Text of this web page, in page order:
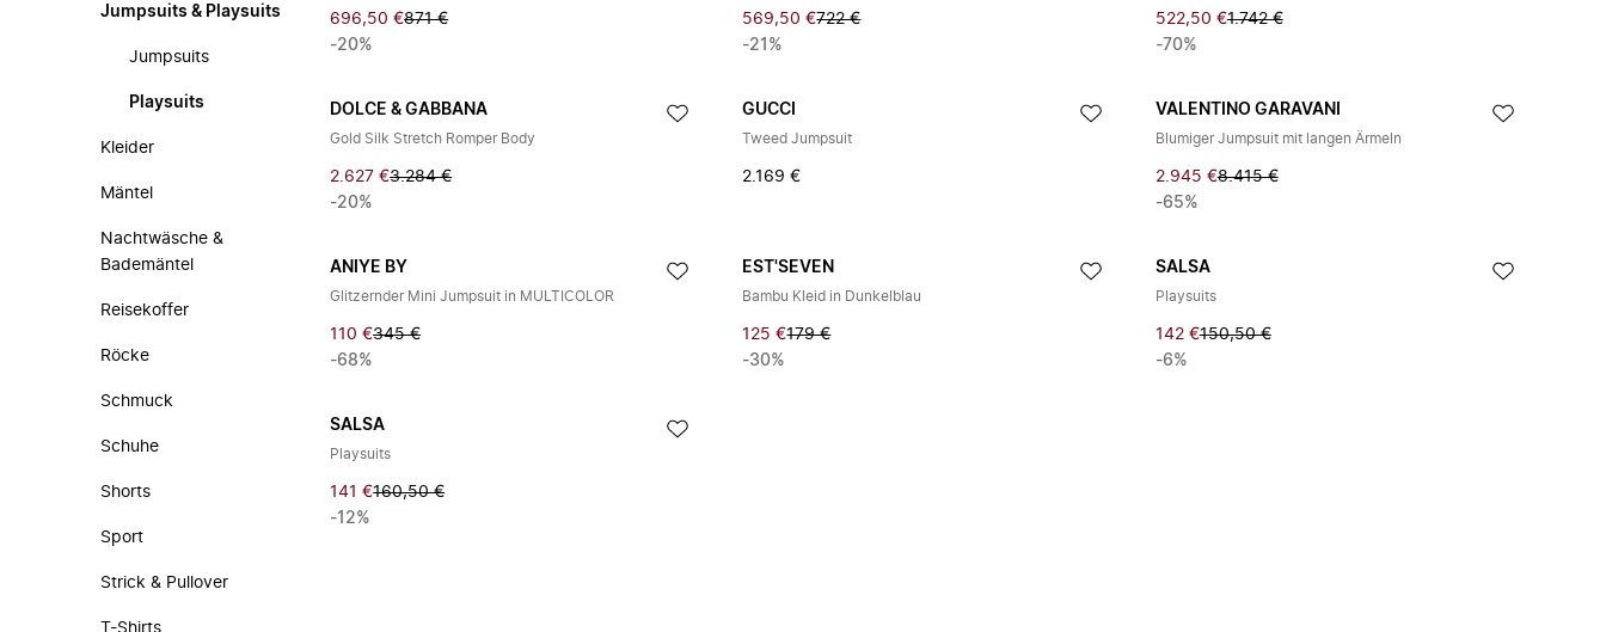
Jumpsuits & Playsuits
Jumpsuits
Playsuits
Kleider
Mäntel
Nachtwäsche &
Bademäntel
Reisekoffer
Röcke
Schmuck
Schuhe
Shorts
Sport
Strick & Pullover
T-Shirts
696,50 €871 €
-20%
569,50 €722 €
-21%
522,50 €1.742 €
-70%
DOLCE & GABBANA
Gold Silk Stretch Romper Body
2.627 €3.284 €
-20%
GUCCI
Tweed Jumpsuit
2.169 €
VALENTINO GARAVANI
Blumiger Jumpsuit mit langen Ärmeln
2.945 €8.415 €
-65%
ANIYE BY
Glitzernder Mini Jumpsuit in MULTICOLOR
110 €345 €
-68%
EST'SEVEN
Bambu Kleid in Dunkelblau
125 €179 €
-30%
SALSA
Playsuits
142 €150,50 €
-6%
SALSA
Playsuits
141 €160,50 €
-12%